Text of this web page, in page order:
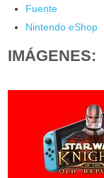
Fuente
Nintendo eShop
IMÁGENES: